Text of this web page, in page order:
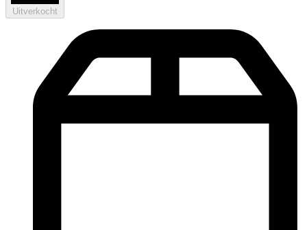
Uitverkocht